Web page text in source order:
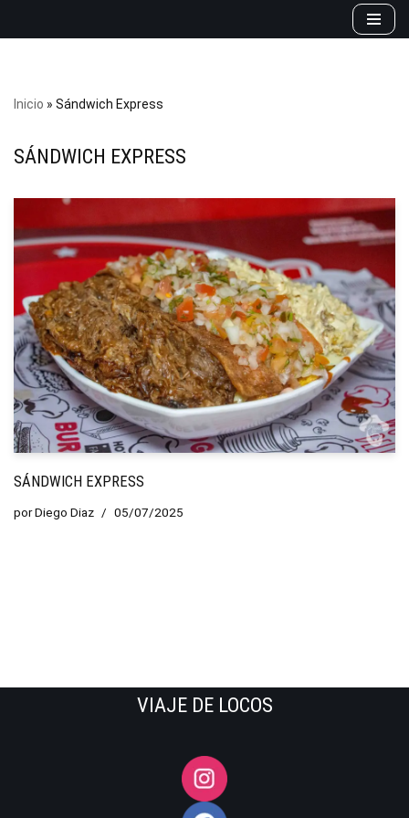
Inicio » Sándwich Express
SÁNDWICH EXPRESS
SÁNDWICH EXPRESS
porDiego Diaz 05/07/2025
VIAJE DE LOCOS